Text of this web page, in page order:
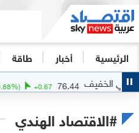
الرئيسية أخبار طاقة
76.44
+0.67
(+ 0.88%) الفضة
#الاقتصاد الهندي